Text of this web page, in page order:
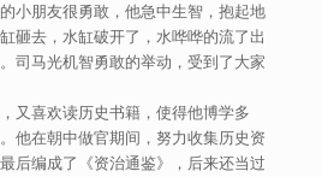
小朋友很勇敢，他急中生智，抱起地
砸去，水缸破开了，水哗哗的流了出
司马光机智勇敢的举动，受到了大家
又喜欢读历史书籍，使得他博学多
他在朝中做官期间，努力收集历史资
后编成了《资治通鉴》，后来还当过